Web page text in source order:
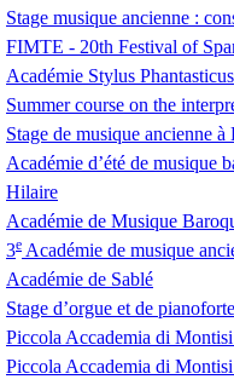
Stage musique ancienne :
FIMTE - 20th Festival of
Académie Stylus Phantasticus
Summer course on the
Stage de musique ancienne à
Académie d’été de musique
Hilaire
Académie de Musique
3e Académie de musique
Académie de Sablé
Stage d’orgue et de
Piccola Accademia di
Piccola Accademia di